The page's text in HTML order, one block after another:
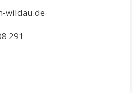
wildau.de
291